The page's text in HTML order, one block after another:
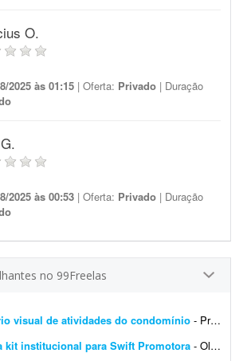
O.
2025 às 01:15 | Oferta: Privado | Duração
2025 às 00:53 | Oferta: Privado | Duração
no 99Freelas
visual de atividades do condomínio - Procuro um(a) freelancer para produzir um mini relatório visual das atividades executadas em um condomínio que administro, a partir de fotos que eu envio. Como funciona: - Envio as ...
kit institucional para Swift Promotora - Olá! :) Estou procurando um designer gráfico com experiência em apresentações, materiais institucionais e comerciais para criar um media kit da Swift Promotora. ...